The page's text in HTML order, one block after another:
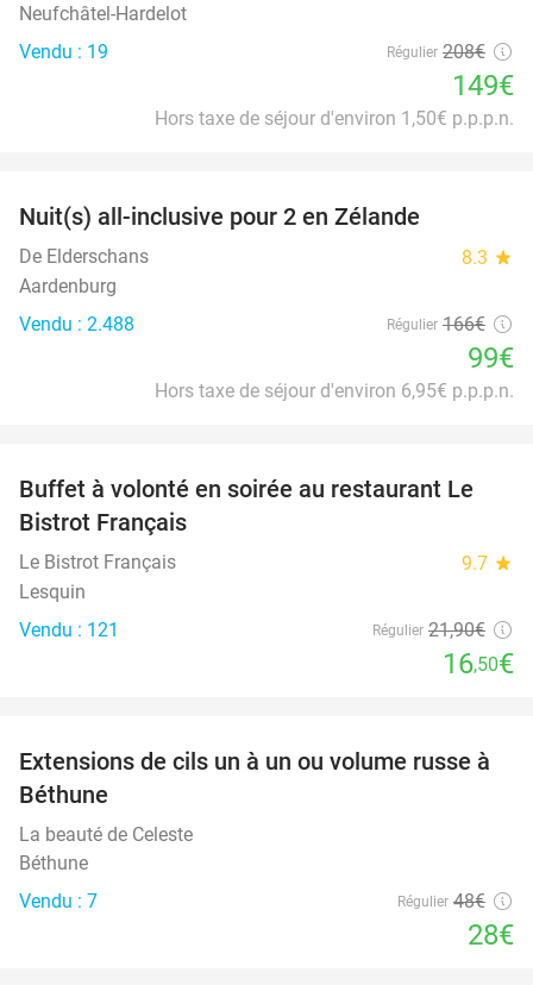
Neufchâtel-Hardelot
Vendu : 19
Régulier 208€
149€
Hors taxe de séjour d'environ 1,50€ p.p.p.n.
Nuit(s) all-inclusive pour 2 en Zélande
De Elderschans 8.3 star
Aardenburg
Vendu : 2.488
Régulier 166€
99€
Hors taxe de séjour d'environ 6,95€ p.p.p.n.
25%
Buffet à volonté en soirée au restaurant Le
Bistrot Français
Le Bistrot Français 9.7 star
Lesquin
Vendu : 121
Régulier 21,90€
16,50€
42%
Extensions de cils un à un ou volume russe à
Béthune
La beauté de Celeste
Béthune
Vendu : 7
Régulier 48€
28€